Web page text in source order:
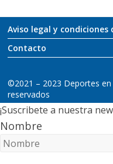
Aviso legal y condiciones
Contacto
©2021 – 2023 Deportes
reservados
¡Suscribete a nuestra
Nombre